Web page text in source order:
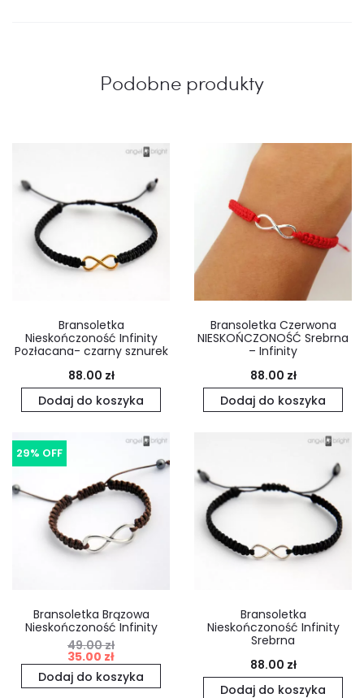
Podobne produkty
Bransoletka
Nieskończoność Infinity
Pozłacana- czarny sznurek
88.00 zł
Dodaj do koszyka
Bransoletka Czerwona
NIESKOŃCZONOŚĆ Srebrna
– Infinity
88.00 zł
Dodaj do koszyka
29% OFF
Bransoletka Brązowa
Nieskończoność Infinity
49.00zł
Pierwotna
cena
35.00 zł
Aktualna
cena
Dodaj do koszyka
Bransoletka
Nieskończoność Infinity
Srebrna
88.00 zł
Dodaj do koszyka